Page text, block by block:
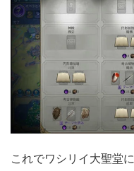
これでワシリイ大聖堂に